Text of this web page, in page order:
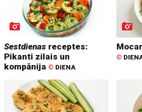
Sestdienas receptes:
Pikanti zilais un
kompānija © DIENA
©